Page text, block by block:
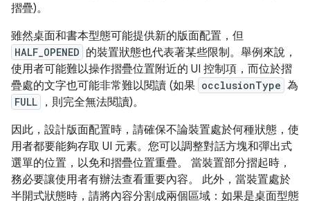
摺疊)。
雖然桌面和書本型態可能提供新的版面配置，但
HALF_OPENED 的裝置狀態也代表著某些限制。舉例來說，
使用者可能難以操作摺疊位置附近的 UI 控制項，而位於摺
疊處的文字也可能非常難以閱讀 (如果 occlusionType 為
FULL
，則完全無法閱讀)。
因此，設計版面配置時，請確保不論裝置處於何種狀態，使
用者都要能夠存取 UI 元素。您可以調整對話方塊和彈出式
選單的位置，以免和摺疊位置重疊。 當裝置部分摺起時，
務必要讓使用者有辦法查看重要內容。 此外，當裝置處於
半開式狀態時，請將內容分割成兩個區域：如果是桌面型態